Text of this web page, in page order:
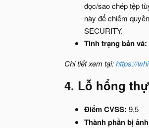
đọc/sao chép tệp
này để chiếm
SECURITY.
Tình trạng bản vá:
Chi tiết xem tại:https://
4. Lỗ hổng
Điểm CVSS: 9,5
Thành phần bị